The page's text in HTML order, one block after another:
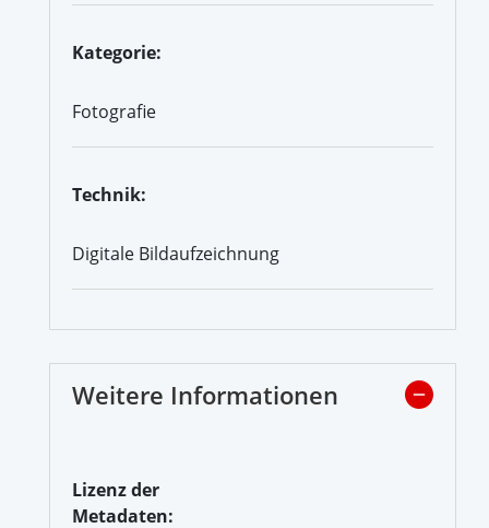
Kategorie:
Fotografie
Technik:
Digitale Bildaufzeichnung
Weitere Informationen
Lizenz der
Metadaten: